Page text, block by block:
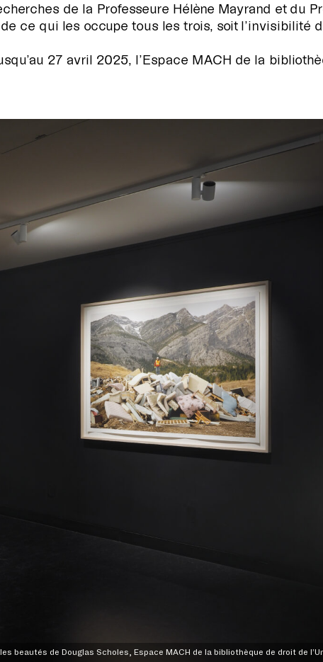
de la Professeure Hélène Mayrand et du
ce qui les occupe tous les trois, soit l’invisibilité
27 avril 2025, l’Espace MACH de la
beautés de Douglas Scholes, Espace MACH de la bibliothèque de droit de